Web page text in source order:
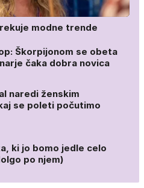
modne trende
Škorpijonom se obeta
čaka dobra novica
naredi ženskim
se poleti počutimo
ki jo bomo jedle celo
po njem)